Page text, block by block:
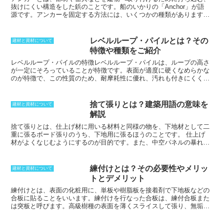
抜けにくい構造をした鋲のことです。船のいかりの「Anchor」が語
源です。アンカーを固定する方法には、いくつかの種類があります。
ジを利用して羽根がパンタグラフのように開いて固定する「はさみ固
定式」。そして施工後の壁面に打って固定する「内部拡張式」などで
建材と資材について
レベルループ・パイルとは？その
特徴や種類をご紹介
レベルループ・パイルの特徴レベルループ・パイルは、ループの高さ
が一定にそろっていることが特徴です。表面が適度に硬くなめらかな
のが特徴で、この性質のため、耐摩耗性に優れ、汚れも付きにくく掃
パイル、ハイ&ローループ・パイルなどの種類があります。レベルル
ープ・パイルは、カットパイルに比べて、より耐久性が高く、摩耗し
にくいのが特徴です。これは、ループがカットされていないため、毛
足がほつれにくいからです。また、レベルループ・パイルは、カット
パイルよりも汚れにくいという特徴もあります。これは、ループがカ
ットされていないため、汚れが毛足の間に溜まりにくいからです。そ
建材と資材について
捨て張りとは？建築用語の意味を
解説
捨て張りとは、仕上げ材に用いる材料と同様の物を、下地材として二
重に張るボード張りのうち、下地用に張るほうのことです。
仕上げ
材がよくなじむようにするのが目的です。また、中空パネルの暴れや
から見えないよう、仕上げ材の下に施工した物であることから、なく
ても良いがあったほうが良いという意味で、捨て張りと呼びます。
建材と資材について
練付けとは？その必要性やメリッ
トとデメリット
練付けとは、表面の化粧用に、単板や樹脂板を接着剤で下地板などの
合板に貼ること をいいます。練付けを行なった合板は、練付合板また
は突板と呼びます 。高級樹種の表面を薄くスライスして張り、無垢材